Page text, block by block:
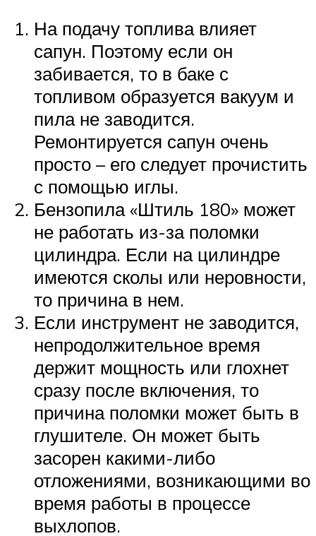
На подачу топлива влияет
сапун. Поэтому если он
забивается, то в баке с
топливом образуется вакуум и
пила не заводится.
Ремонтируется сапун очень
просто – его следует прочистить
с помощью иглы.
Бензопила «Штиль 180» может
не работать из-за поломки
цилиндра. Если на цилиндре
имеются сколы или неровности,
то причина в нем.
Если инструмент не заводится,
непродолжительное время
держит мощность или глохнет
сразу после включения, то
причина поломки может быть в
глушителе. Он может быть
засорен какими-либо
отложениями, возникающими во
время работы в процессе
выхлопов.